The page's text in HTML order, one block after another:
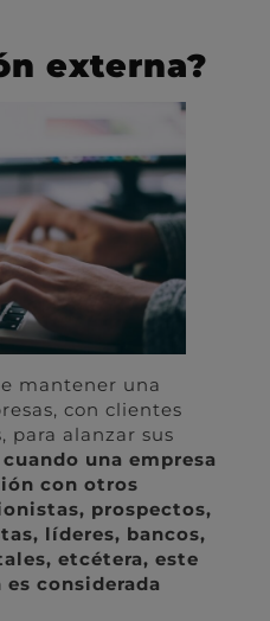
externa?
mantener una
con clientes
para alanzar sus
cuando una empresa
con otros
prospectos,
líderes, bancos,
etcétera, este
considerada